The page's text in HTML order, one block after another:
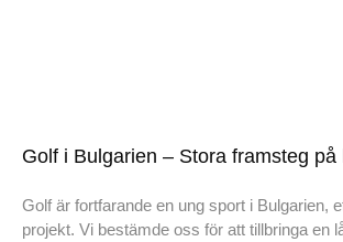
Golf i Bulgarien – Stora framsteg på
Golf är fortfarande en ung sport i Bulgarien,
projekt. Vi bestämde oss för att tillbringa en